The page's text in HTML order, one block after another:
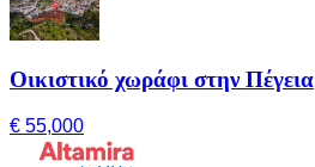
Οικιστικό χωράφι στην Πέγεια
€ 55,000